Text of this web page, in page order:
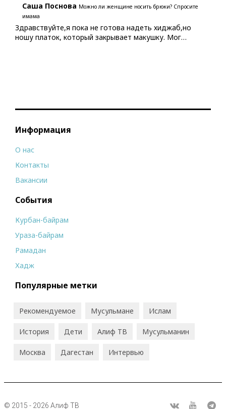
Саша Поснова Можно ли женщине носить брюки? Спросите
имама
Здравствуйте,я пока не готова надеть хиджаб,но
ношу платок, который закрывает макушку. Мог…
Информация
О нас
Контакты
Вакансии
События
Курбан-байрам
Ураза-байрам
Рамадан
Хадж
Популярные метки
Рекомендуемое Мусульмане Ислам
История Дети Алиф ТВ Мусульманин
Москва Дагестан Интервью
© 2015 - 2026 Алиф ТВ